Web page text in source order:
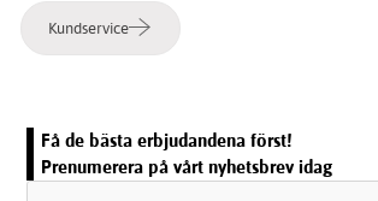
Kundservice
Få de bästa erbjudandena först!
Prenumerera på vårt nyhetsbrev idag